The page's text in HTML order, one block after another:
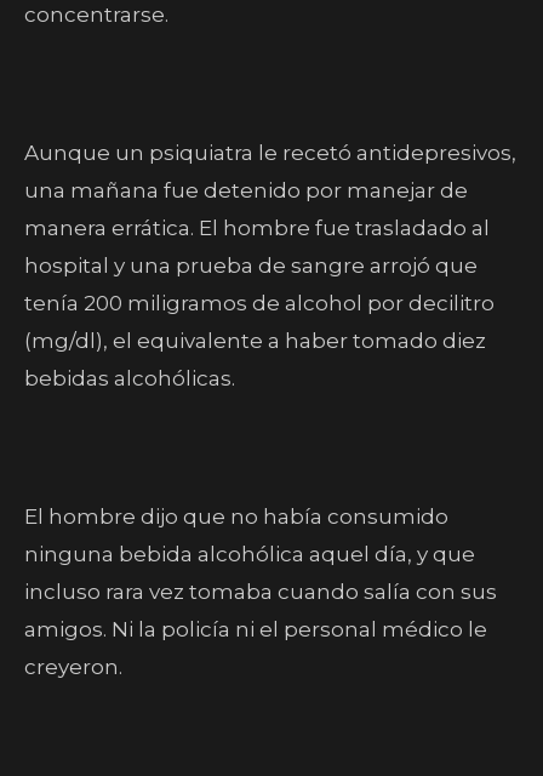
concentrarse.
Aunque un psiquiatra le recetó antidepresivos,
una mañana fue detenido por manejar de
manera errática. El hombre fue trasladado al
hospital y una prueba de sangre arrojó que
tenía 200 miligramos de alcohol por decilitro
(mg/dl), el equivalente a haber tomado diez
bebidas alcohólicas.
El hombre dijo que no había consumido
ninguna bebida alcohólica aquel día, y que
incluso rara vez tomaba cuando salía con sus
amigos. Ni la policía ni el personal médico le
creyeron.